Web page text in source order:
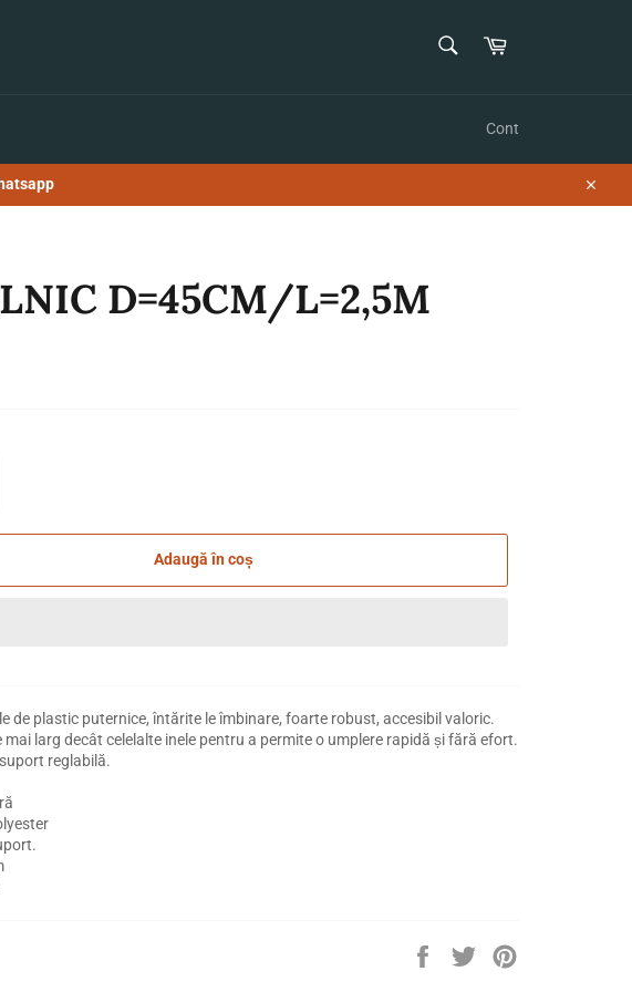
Coș
Cont
D=45CM/L=2,5M
Adaugă în coș
de plastic puternice, întărite le îmbinare, foarte robust, accesibil valoric.
mai larg decât celelalte inele pentru a permite o umplere rapidă și fără efort.
reglabilă.
DistribuieTrimite
Tweet